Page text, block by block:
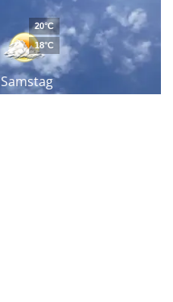
Samstag
20°C
18°C